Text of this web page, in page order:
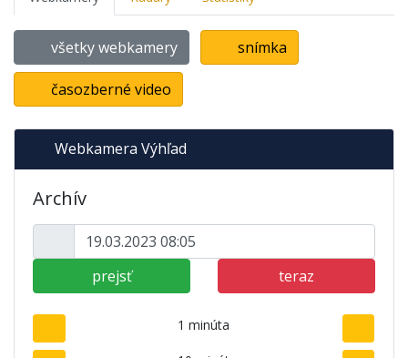
všetky webkamery snímka
časozberné video
Webkamera Výhľad
Archív
prejsť teraz
1 minúta